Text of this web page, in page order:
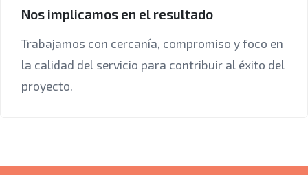
Nos implicamos en el resultado
Trabajamos con cercanía, compromiso y foco en
la calidad del servicio para contribuir al éxito del
proyecto.